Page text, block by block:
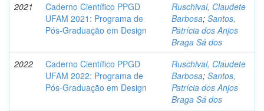
2021
Caderno Científico PPGD
UFAM 2021: Programa de
Pós-Graduação em Design
Ruschival, Claudete
Barbosa; Santos,
Patrícia dos Anjos
Braga Sá dos
2022
Caderno Científico PPGD
UFAM 2022: Programa de
Pós-Graduação em Design
Ruschival, Claudete
Barbosa; Santos,
Patrícia dos Anjos
Braga Sá dos